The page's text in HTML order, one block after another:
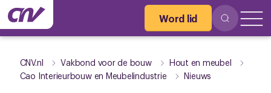
Word lid
CNV.nl Vakbond voor de bouw
Hout en meubel
Cao Interieurbouw en Meubelindustrie
Nieuws